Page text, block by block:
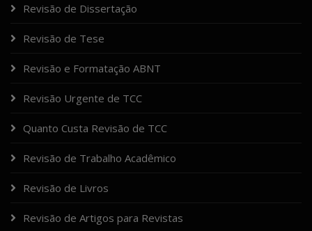
Revisão de Dissertação
Revisão de Tese
Revisão e Formatação ABNT
Revisão Urgente de TCC
Quanto Custa Revisão de TCC
Revisão de Trabalho Acadêmico
Revisão de Livros
Revisão de Artigos para Revistas